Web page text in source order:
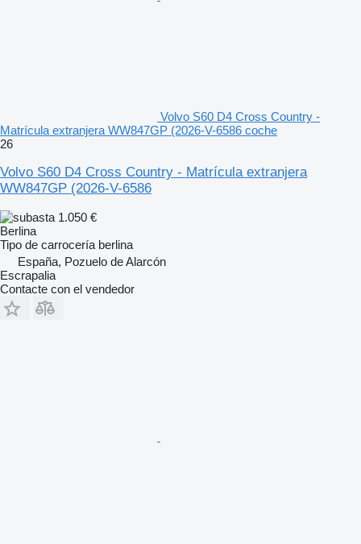
Volvo S60 D4 Cross Country -
Matrícula extranjera WW847GP (2026-V-6586 coche
26
Volvo S60 D4 Cross Country - Matrícula extranjera
WW847GP (2026-V-6586
1.050 €
Berlina
Tipo de carrocería berlina
España, Pozuelo de Alarcón
Escrapalia
Contacte con el vendedor